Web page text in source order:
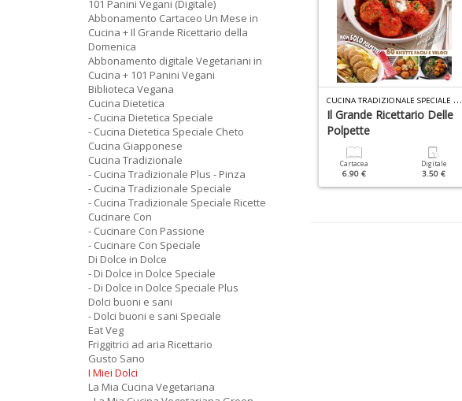
DOLCE IN DOLCE SPECIALE N.66
Con La Crema
Digitale
3.50 €
Menù Per Le Feste
Cartacea
3.90 €
C
UCINA TRADIZIONALE SPECIALE N.11
Il Grande Ricettario Delle
Polpette
Cartacea
6.90 €
Digitale
3.50 €
101 Panini Vegani (Digitale)
Abbonamento Cartaceo Un Mese in
Cucina + Il Grande Ricettario della
Domenica
Abbonamento digitale Vegetariani in
Cucina + 101 Panini Vegani
Biblioteca Vegana
Cucina Dietetica
- Cucina Dietetica Speciale
- Cucina Dietetica Speciale Cheto
Cucina Giapponese
Cucina Tradizionale
- Cucina Tradizionale Plus - Pinza
- Cucina Tradizionale Speciale
- Cucina Tradizionale Speciale Ricette
Cucinare Con
- Cucinare Con Passione
- Cucinare Con Speciale
Di Dolce in Dolce
- Di Dolce in Dolce Speciale
- Di Dolce in Dolce Speciale Plus
Dolci buoni e sani
- Dolci buoni e sani Speciale
Eat Veg
Friggitrici ad aria Ricettario
Gusto Sano
I Miei Dolci
La Mia Cucina Vegetariana